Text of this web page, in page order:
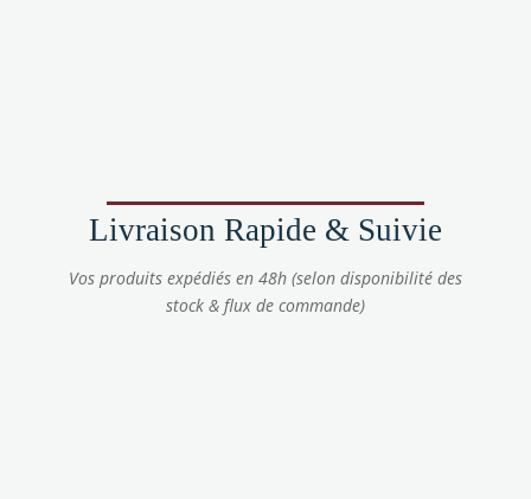
Livraison Rapide & Suivie
Vos produits expédiés en 48h (selon disponibilité des
stock & flux de commande)